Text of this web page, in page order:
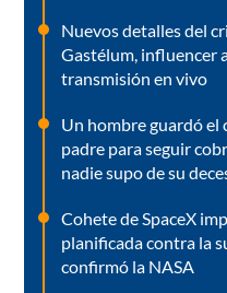
Nuevos detalles del
Gastélum, influencer
transmisión en vivo
Un hombre guardó el
padre para seguir
nadie supo de su
Cohete de SpaceX
planificada contra la
confirmó la NASA